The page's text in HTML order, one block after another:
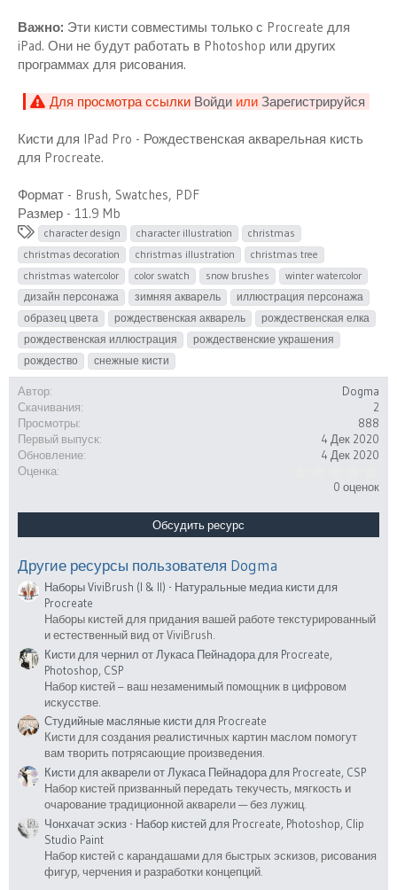
Важно: Эти кисти совместимы только с Procreate для
iPad. Они не будут работать в Photoshop или других
программах для рисования.
Для просмотра ссылки Войди или Зарегистрируйся
Кисти для IPad Pro - Рождественская акварельная кисть
для Procreate.
Формат - Brush, Swatches, PDF
Размер - 11.9 Mb
Т
е
г
и
character design character illustration
christmas
christmas decoration
christmas illustration
christmas tree
christmas watercolor
color swatch snow brushes
winter watercolor
дизайн персонажа
зимняя акварель
иллюстрация персонажа
образец цвета
рождественская акварель
рождественская елка
рождественская иллюстрация
рождественские украшения
рождество
снежные кисти
Автор
Dogma
Скачивания
2
Просмотры
888
Первый выпуск
4 Дек 2020
Обновление
4 Дек 2020
Оценка
.
0
в
0 оценок
Обсудить ресурс
Другие ресурсы пользователя Dogma
Наборы ViviBrush (I & II) - Натуральные медиа кисти для
Procreate
Наборы кистей для придания вашей работе текстурированный
и естественный вид от ViviBrush.
Кисти для чернил от Лукаса Пейнадора для Procreate,
Photoshop, CSP
Набор кистей – ваш незаменимый помощник в цифровом
искусстве.
Студийные масляные кисти для Procreate
Кисти для создания реалистичных картин маслом помогут
вам творить потрясающие произведения.
Кисти для акварели от Лукаса Пейнадора для Procreate, CSP
Набор кистей призванный передать текучесть, мягкость и
очарование традиционной акварели — без лужиц.
Чонхачат эскиз - Набор кистей для Procreate, Photoshop, Clip
Studio Paint
Набор кистей с карандашами для быстрых эскизов, рисования
фигур, черчения и разработки концепций.